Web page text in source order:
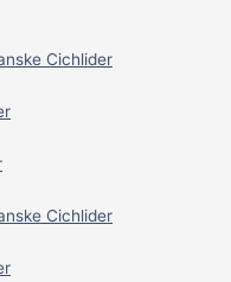
Cichlider
Cichlider